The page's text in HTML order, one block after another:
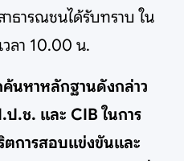
าธารณชนได้รับทราบ ใน
ลา 10.00 น.
ค้นหาหลักฐานดังกล่าว
ป.ช. และ CIB ในการ
ตการสอบแข่งขันและ